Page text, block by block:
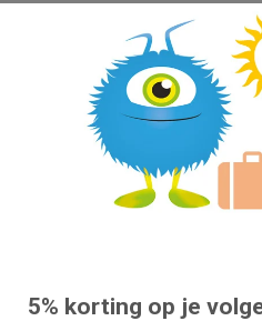
5% korting op je